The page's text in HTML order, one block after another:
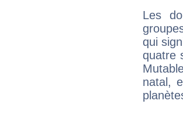
Les
qui
quatre
natal,